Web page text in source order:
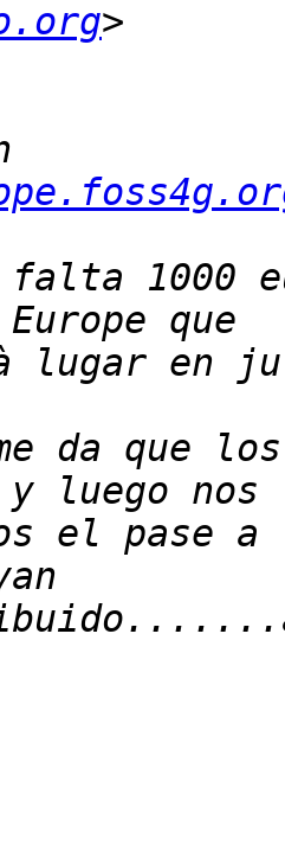
falta 1000
da que
el pase a